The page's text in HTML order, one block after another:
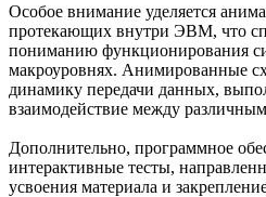
Особое внимание уделяется
протекающих внутри ЭВМ, что
пониманию функционирования
макроуровнях. Анимированные
динамику передачи данных,
взаимодействие между
Дополнительно, программное
интерактивные тесты,
усвоения материала и